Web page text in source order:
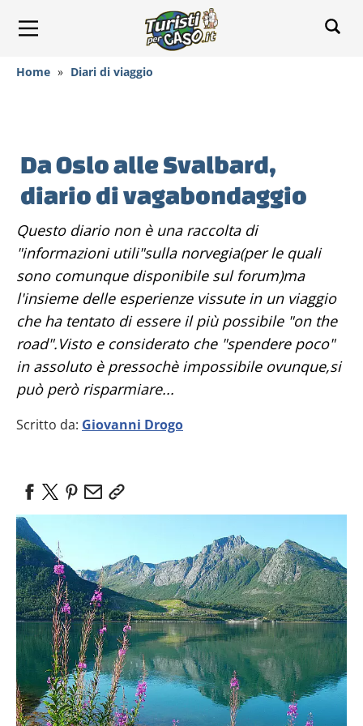
Home » Diari di viaggio
Da Oslo alle Svalbard,
diario di vagabondaggio
Questo diario non è una raccolta di
"informazioni utili"sulla norvegia(per le quali
sono comunque disponibile sul forum)ma
l'insieme delle esperienze vissute in un viaggio
che ha tentato di essere il più possibile "on the
road".Visto e considerato che "spendere poco"
in assoluto è pressochè impossibile ovunque,si
può però risparmiare...
Scritto da: Giovanni Drogo